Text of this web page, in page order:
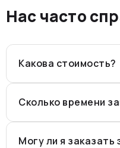
Нас часто
Какова стоимость?
Сколько времени
Могу ли я заказать